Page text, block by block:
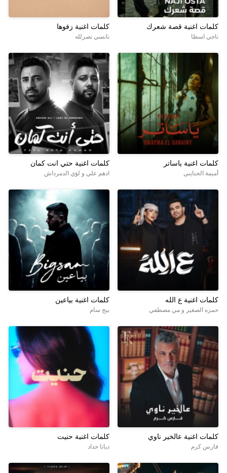
كلمات اغنية زفوها
نانسي نصرلله
كلمات اغنية قصة شعرك
ناجي اسطا
كلمات اغنية حتي انت كمان
ادهم علي و لؤي الدمرداش
كلمات اغنية ياساتر
أميمة الجنايني
كلمات اغنية بياعين
بيج سام
كلمات اغنية ع الله
حمزه الصغير و مي مصطفي
كلمات اغنية حنيت
ديانا حداد
كلمات اغنية عالخير ناوي
فارس كرم